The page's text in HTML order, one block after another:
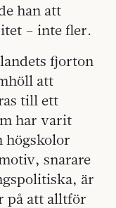
han att
– inte fler.
fjorton
att
till ett
har varit
högskolor
snarare
är
på att alltför